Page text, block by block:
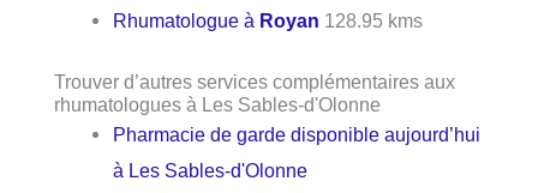
Rhumatologue à Royan 128.95 kms
Trouver d’autres services complémentaires aux
rhumatologues à Les Sables-d'Olonne
Pharmacie de garde disponible aujourd’hui
à Les Sables-d'Olonne